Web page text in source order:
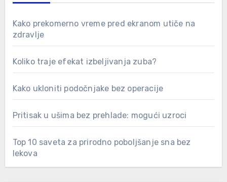
Kako prekomerno vreme pred ekranom utiče na
zdravlje
Koliko traje efekat izbeljivanja zuba?
Kako ukloniti podočnjake bez operacije
Pritisak u ušima bez prehlade: mogući uzroci
Top 10 saveta za prirodno poboljšanje sna bez
lekova